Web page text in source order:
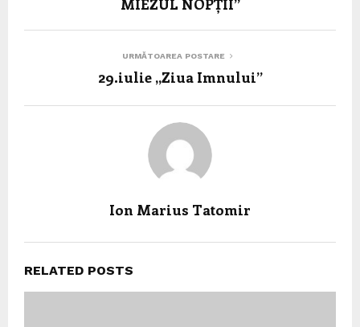
URMĂTOAREA POSTARE
29.iulie ,,Ziua Imnului”
Ion Marius Tatomir
RELATED POSTS